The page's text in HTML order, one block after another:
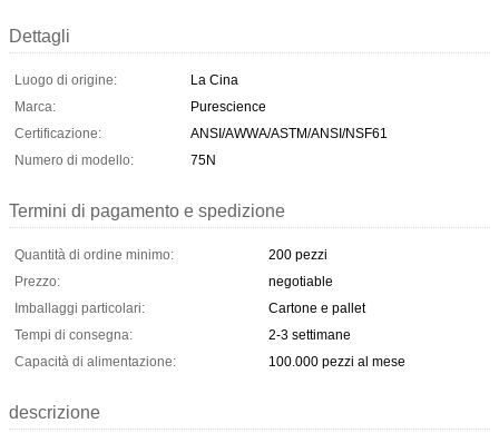
Dettagli
Luogo di origine:
La Cina
Marca:
Purescience
Certificazione:
ANSI/AWWA/ASTM/ANSI/NSF61
Numero di modello:
75N
Termini di pagamento e spedizione
Quantità di ordine minimo:
200 pezzi
Prezzo:
negotiable
Imballaggi particolari:
Cartone e pallet
Tempi di consegna:
2-3 settimane
Capacità di alimentazione:
100.000 pezzi al mese
descrizione